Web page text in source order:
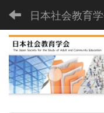
日本社会教育